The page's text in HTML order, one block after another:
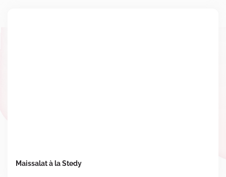
Maissalat à la Stedy